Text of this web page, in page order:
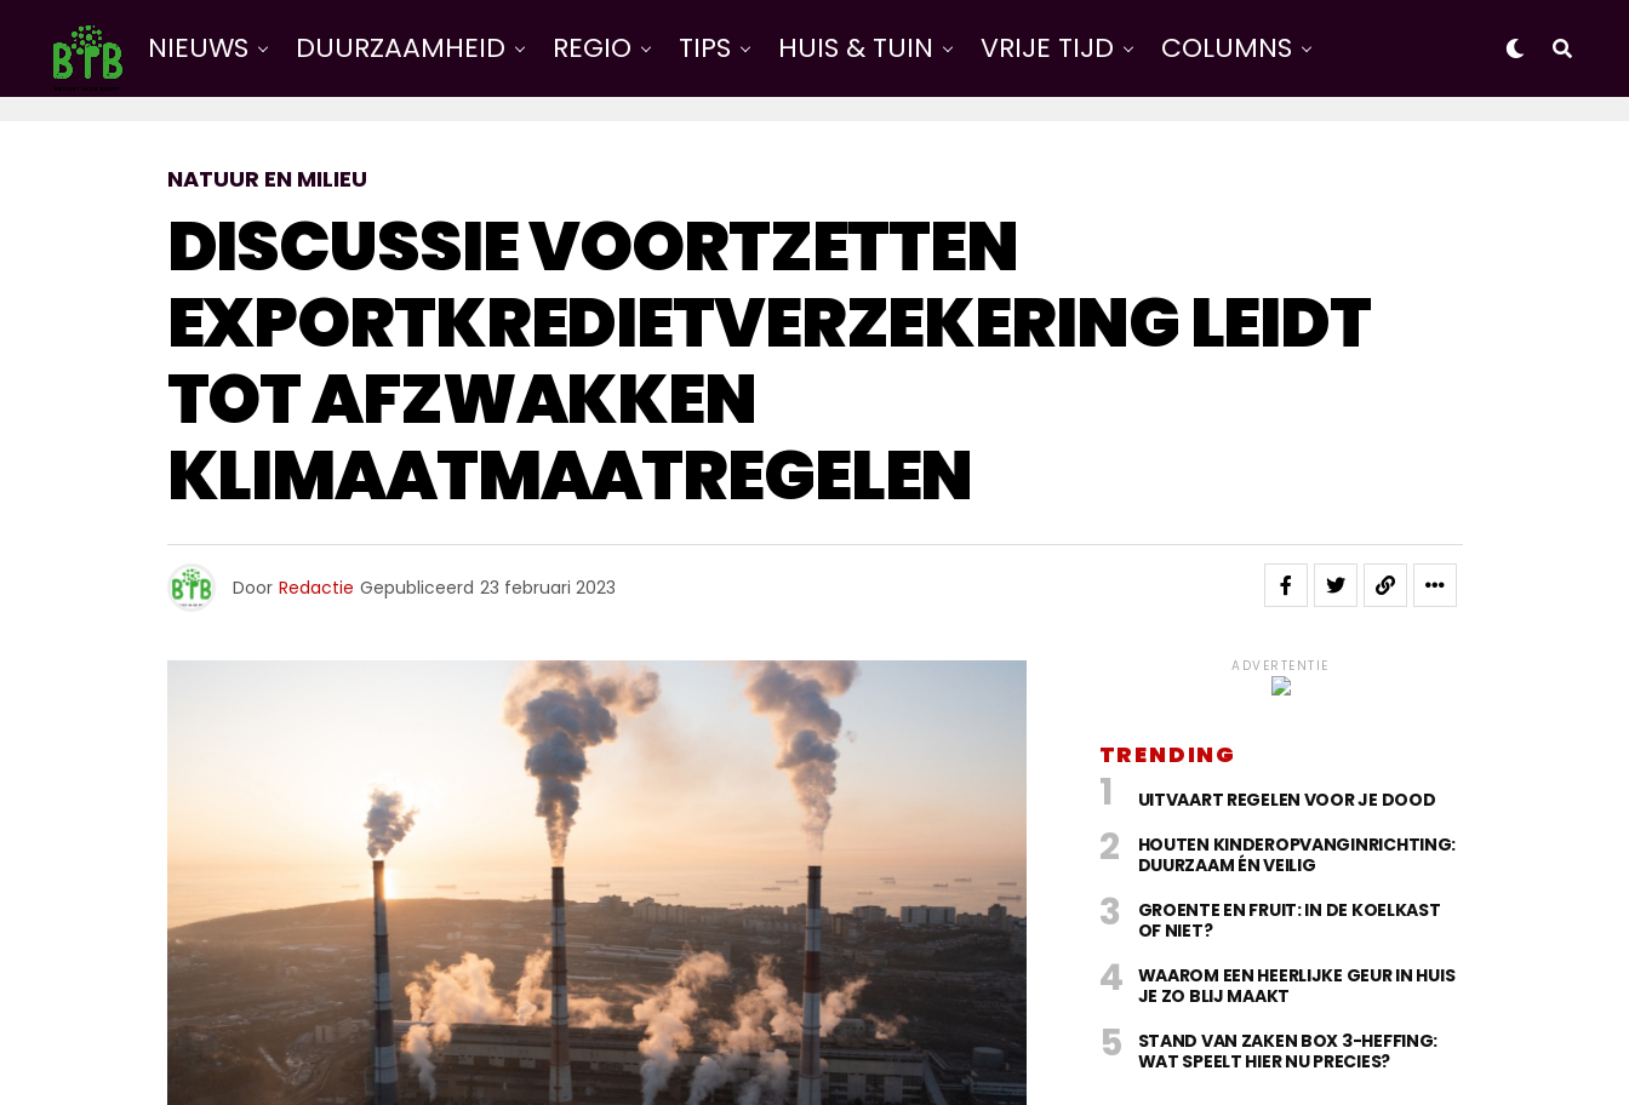
NIEUWS DUURZAAMHEID REGIO TIPS HUIS & TUIN VRIJE TIJD COLUMNS
NATUUR EN MILIEU
DISCUSSIE VOORTZETTEN
EXPORTKREDIETVERZEKERING LEIDT
TOT AFZWAKKEN
KLIMAATMAATREGELEN
Door Redactie Gepubliceerd 23 februari 2023
ADVERTENTIE
TRENDING
UITVAART REGELEN VOOR JE DOOD
HOUTEN KINDEROPVANGINRICHTING:
DUURZAAM ÉN VEILIG
GROENTE EN FRUIT: IN DE KOELKAST
OF NIET?
WAAROM EEN HEERLIJKE GEUR IN HUIS
JE ZO BLIJ MAAKT
STAND VAN ZAKEN BOX 3-HEFFING:
WAT SPEELT HIER NU PRECIES?